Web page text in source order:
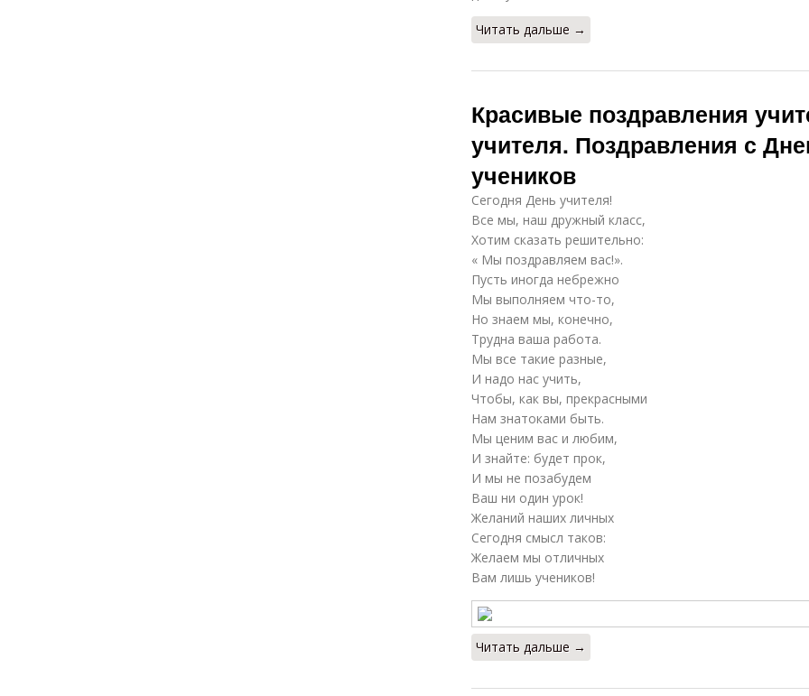
Читать дальше →
Красивые поздравления
учителя. Поздравления с
учеников
Сегодня День учителя!
Все мы, наш дружный класс,
Хотим сказать решительно:
« Мы поздравляем вас!».
Пусть иногда небрежно
Мы выполняем что-то,
Но знаем мы, конечно,
Трудна ваша работа.
Мы все такие разные,
И надо нас учить,
Чтобы, как вы, прекрасными
Нам знатоками быть.
Мы ценим вас и любим,
И знайте: будет прок,
И мы не позабудем
Ваш ни один урок!
Желаний наших личных
Сегодня смысл таков:
Желаем мы отличных
Вам лишь учеников!
Читать дальше →